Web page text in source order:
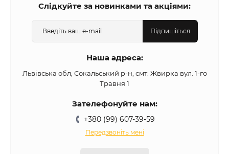
Слідкуйте за новинками та акціями:
Підпишіться
Наша адреса:
Львівська обл, Сокальський р-н, смт. Жвирка вул. 1-го
Травня 1
Зателефонуйте нам:
+380 (99) 607-39-59
Передзвоніть мені